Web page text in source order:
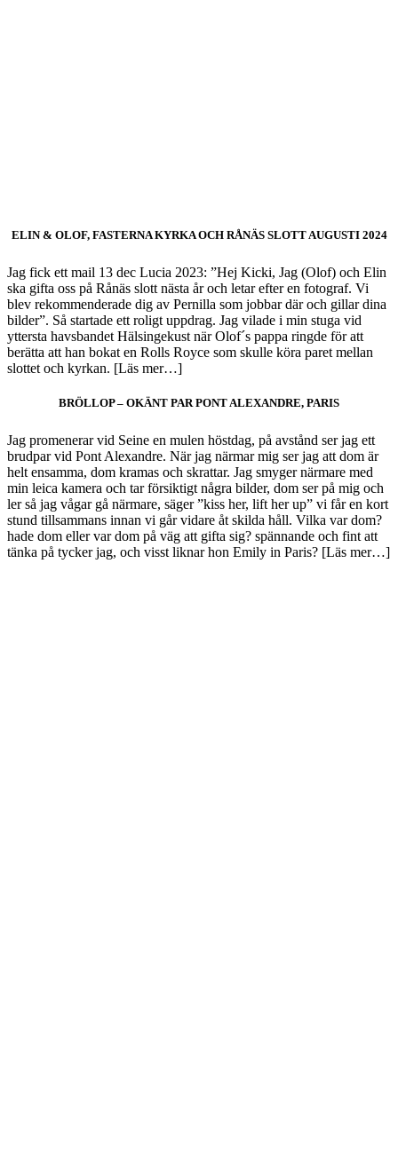
ELIN & OLOF, FASTERNA KYRKA OCH RÅNÄS SLOTT AUGUSTI 2024
Jag fick ett mail 13 dec Lucia 2023: ”Hej Kicki, Jag (Olof) och Elin
ska gifta oss på Rånäs slott nästa år och letar efter en fotograf. Vi
blev rekommenderade dig av Pernilla som jobbar där och gillar dina
bilder”. Så startade ett roligt uppdrag. Jag vilade i min stuga vid
yttersta havsbandet Hälsingekust när Olof´s pappa ringde för att
berätta att han bokat en Rolls Royce som skulle köra paret mellan
slottet och kyrkan. [Läs mer…]
BRÖLLOP – OKÄNT PAR PONT ALEXANDRE, PARIS
Jag promenerar vid Seine en mulen höstdag, på avstånd ser jag ett
brudpar vid Pont Alexandre. När jag närmar mig ser jag att dom är
helt ensamma, dom kramas och skrattar. Jag smyger närmare med
min leica kamera och tar försiktigt några bilder, dom ser på mig och
ler så jag vågar gå närmare, säger ”kiss her, lift her up” vi får en kort
stund tillsammans innan vi går vidare åt skilda håll. Vilka var dom?
hade dom eller var dom på väg att gifta sig? spännande och fint att
tänka på tycker jag, och visst liknar hon Emily in Paris? [Läs mer…]